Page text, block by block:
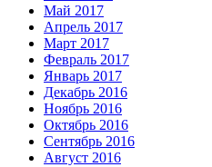
Май 2017
Апрель 2017
Март 2017
Февраль 2017
Январь 2017
Декабрь 2016
Ноябрь 2016
Октябрь 2016
Сентябрь 2016
Август 2016